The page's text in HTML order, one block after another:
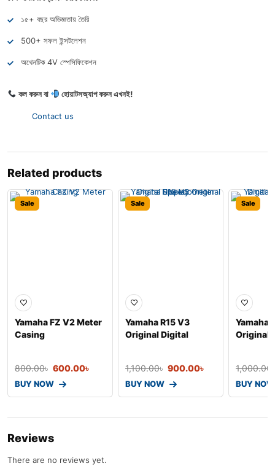
১৫+ বছর অভিজ্ঞতায় তৈরি
500+ সফল ইন্সটলেশন
অথেনটিক 4V স্পেসিফিকেশন
কল করুন বা হোয়াটসঅ্যাপ করুন এখনই!
Contact us
Related products
Sale
Yamaha FZ V2 Meter
Casing
800.00৳ 600.00৳
BUY NOW
Sale
Yamaha R15 V3
Original Digital
1,100.00৳ 900.00৳
BUY NOW
Sale
Yamaha
Original
1,000.00
BUY NOW
Reviews
There are no reviews yet.